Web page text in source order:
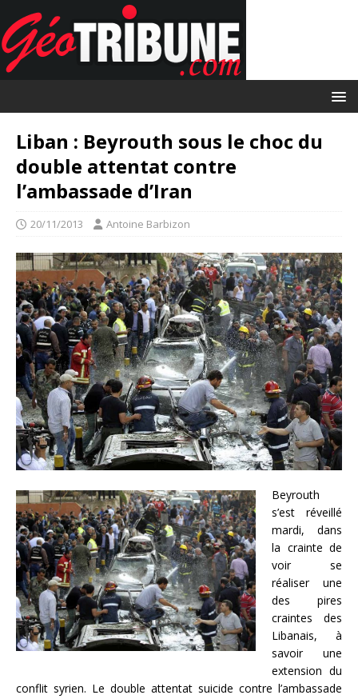
Liban : Beyrouth sous le choc du
double attentat contre
l’ambassade d’Iran
20/11/2013 Antoine Barbizon
Beyrouth
s’est réveillé
mardi, dans
la crainte de
voir se
réaliser une
des pires
craintes des
Libanais, à
savoir une
extension du
conflit syrien. Le double attentat suicide contre l’ambassade